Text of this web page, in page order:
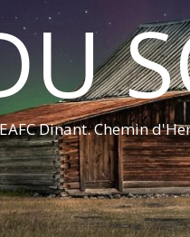
EAFC Dinant. Chemin